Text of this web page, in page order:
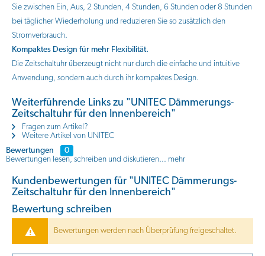
Sie zwischen Ein, Aus, 2 Stunden, 4 Stunden, 6 Stunden oder 8 Stunden
bei täglicher Wiederholung und reduzieren Sie so zusätzlich den
Stromverbrauch.
Kompaktes Design für mehr Flexibilität.
Die Zeitschaltuhr überzeugt nicht nur durch die einfache und intuitive
Anwendung, sondern auch durch ihr kompaktes Design.
Weiterführende Links zu "UNITEC Dämmerungs-
Zeitschaltuhr für den Innenbereich"
Fragen zum Artikel?
Weitere Artikel von UNITEC
Bewertungen
0
Bewertungen lesen, schreiben und diskutieren... mehr
Kundenbewertungen für "UNITEC Dämmerungs-
Zeitschaltuhr für den Innenbereich"
Bewertung schreiben
Bewertungen werden nach Überprüfung freigeschaltet.